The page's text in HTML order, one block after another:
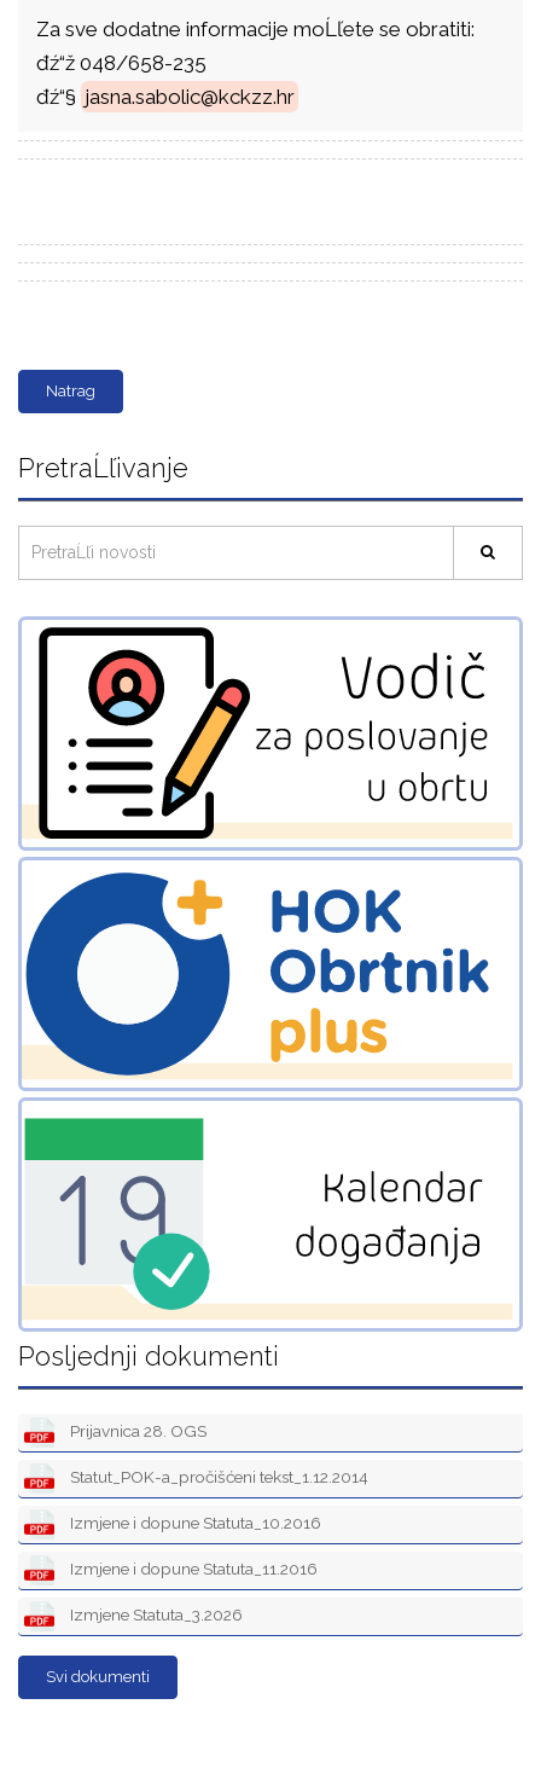
Za sve dodatne informacije moĹľete se obratiti:
đź“ž 048/658-235
đź“§ jasna.sabolic@kckzz.hr
Natrag
PretraĹľivanje
Posljednji dokumenti
Prijavnica 28. OGS
Statut_POK-a_pročišćeni tekst_1.12.2014
Izmjene i dopune Statuta_10.2016
Izmjene i dopune Statuta_11.2016
Izmjene Statuta_3.2026
Svi dokumenti